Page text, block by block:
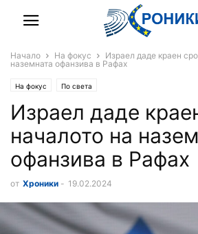
Начало На фокус
Израел даде краен
наземната офанзива в Рафах
На фокус По света
Израел даде
началото на
офанзива в Рафах
от Хроники - 19.02.2024